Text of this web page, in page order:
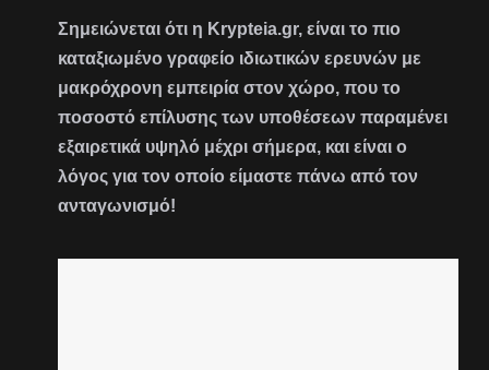
Σημειώνεται ότι η Krypteia.gr, είναι το πιο
καταξιωμένο γραφείο ιδιωτικών ερευνών με
μακρόχρονη εμπειρία στον χώρο, που το
ποσοστό επίλυσης των υποθέσεων παραμένει
εξαιρετικά υψηλό μέχρι σήμερα, και είναι ο
λόγος για τον οποίο είμαστε πάνω από τον
ανταγωνισμό!